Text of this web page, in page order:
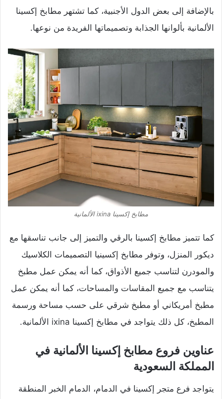
بالإضافة إلى بعض الدول الأجنبية، كما تشتهر مطابخ إكسينا
الألمانية بألوانها الجذابة وتصميماتها الفريدة من نوعها.
مطابخ إكسينا ixina الألمانية
كما تتميز مطابخ إكسينا بالرقي والتميز إلى جانب تناسقها مع
ديكور المنزل، وتوفر مطابخ إكسينيا التصميمات الكلاسيك
والمودرن لتناسب جميع الأذواق، كما أنه يمكن عمل مطبخ
يتناسب مع جميع المقاسات والمساحات، كما أنه يمكن عمل
مطبخ أمريكاني أو مطبخ شرقي على حسب مساحة ورسمة
المطبخ، كل ذلك يتواجد في مطابخ إكسينا ixina الألمانية.
عناوين فروع مطابخ إكسينا الألمانية في
المملكة السعودية
يتواجد فرع متجر إكسينا في الدمام، الدمام الخبر المنطقة